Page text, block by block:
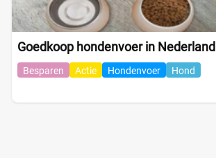
Goedkoop hondenvoer in Nederland
Besparen Actie Hondenvoer Hond